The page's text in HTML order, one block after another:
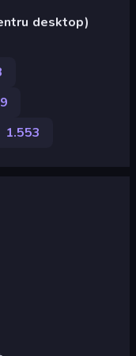
desktop)
1.553